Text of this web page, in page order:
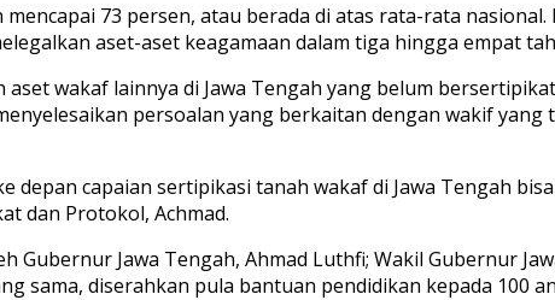
73 persen, atau berada di atas rata-rata
aset-aset keagamaan dalam tiga hingga empat
wakaf lainnya di Jawa Tengah yang belum
persoalan yang berkaitan dengan wakif
capaian sertipikasi tanah wakaf di Jawa Tengah
dan Protokol, Achmad.
Jawa Tengah, Ahmad Luthfi; Wakil Gubernur
sama, diserahkan pula bantuan pendidikan kepada 100